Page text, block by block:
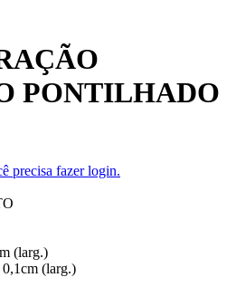
PONTILHADO
precisa fazer login.
(larg.)
(larg.)